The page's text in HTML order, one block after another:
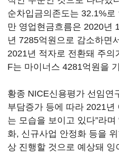
순차입금의존도는 32.1%
만 영업현금흐름은 2020년
년 7285억원으로 감소하면
2021년 적자로 전환돼 주의
F는 마이너스 4281억원을
황종 NICE신용평가 선임연
부담증가 등에 따라 2021년
는 모습을 보이고 있다”라
화, 신규사업 안정화 등을
상 진행할 것으로 예상돼 잉